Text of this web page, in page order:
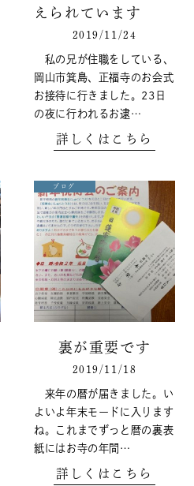
えられています
2019/11/24
私の兄が住職をしている、
岡山市箕島、正福寺のお会式
お接待に行きました。23日
の夜に行われるお逮…
詳しくはこちら
ブログ
裏が重要です
2019/11/18
来年の暦が届きました。い
よいよ年末モードに入ります
ね。これまでずっと暦の裏表
紙にはお寺の年間…
詳しくはこちら